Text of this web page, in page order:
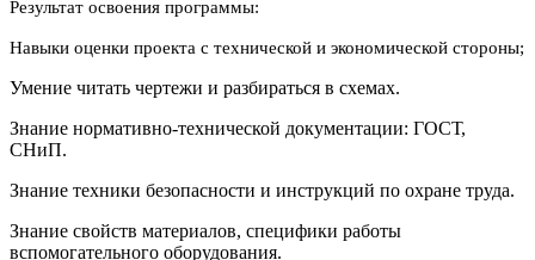
Результат освоения программы:
Навыки оценки проекта с технической и экономической стороны;
Умение читать чертежи и разбираться в схемах.
Знание нормативно-технической документации: ГОСТ,
СНиП.
Знание техники безопасности и инструкций по охране труда.
Знание свойств материалов, специфики работы
вспомогательного оборудования.